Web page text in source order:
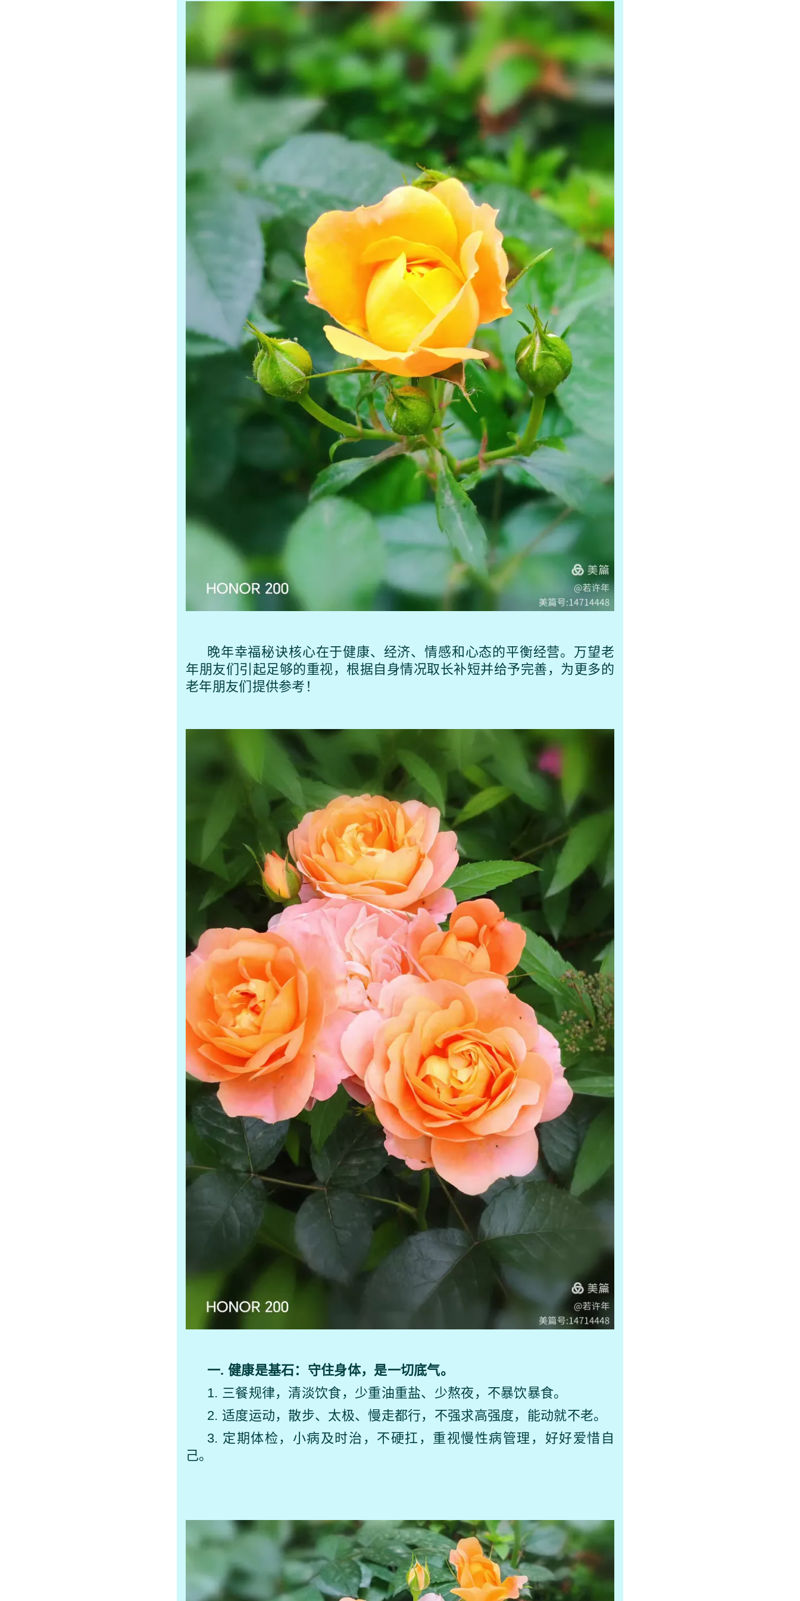
晚年幸福秘诀核心在于健康、经济、情感和心态的平衡经营。万望老
年朋友们引起足够的重视，根据自身情况取长补短并给予完善，为更多的
老年朋友们提供参考！
一. 健康是基石：守住身体，是一切底气。
1. 三餐规律，清淡饮食，少重油重盐、少熬夜，不暴饮暴食。
2. 适度运动，散步、太极、慢走都行，不强求高强度，能动就不老。
3. 定期体检，小病及时治，不硬扛，重视慢性病管理，好好爱惜自
己。